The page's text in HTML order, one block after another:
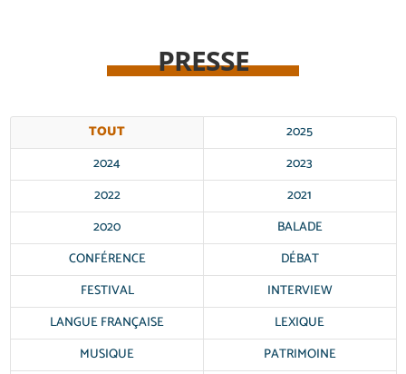
PRESSE
TOUT
2025
2024
2023
2022
2021
2020
BALADE
CONFÉRENCE
DÉBAT
FESTIVAL
INTERVIEW
LANGUE FRANÇAISE
LEXIQUE
MUSIQUE
PATRIMOINE